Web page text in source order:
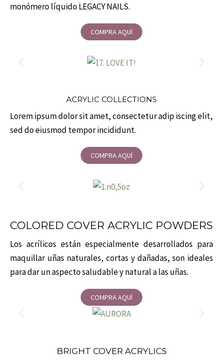
monómero líquido LEGACY NAILS.
COMPRA AQUÍ
ACRYLIC COLLECTIONS
Lorem ipsum dolor sit amet, consectetur adip iscing elit,
sed do eiusmod tempor incididunt.
COMPRA AQUÍ
COLORED COVER ACRYLIC POWDERS
Los acrílicos están especialmente desarrollados para
maquillar uñas naturales, cortas y dañadas, son ideales
para dar un aspecto saludable y natural a las uñas.
COMPRA AQUÍ
BRIGHT COVER ACRYLICS